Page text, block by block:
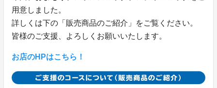
用意しました。
詳しくは下の「販売商品のご紹介」をご覧ください。
皆様のご支援、よろしくお願いいたします。
お店のHPはこちら！